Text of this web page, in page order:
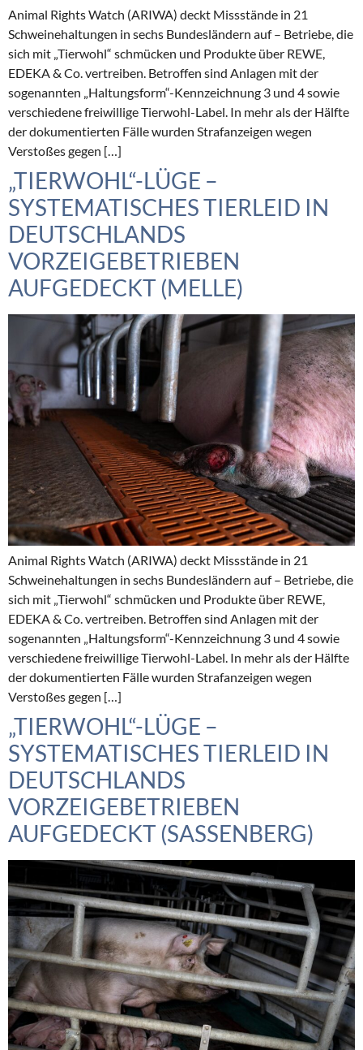
Animal Rights Watch (ARIWA) deckt Missstände in 21
Schweinehaltungen in sechs Bundesländern auf – Betriebe, die
sich mit „Tierwohl“ schmücken und Produkte über REWE,
EDEKA & Co. vertreiben. Betroffen sind Anlagen mit der
sogenannten „Haltungsform“-Kennzeichnung 3 und 4 sowie
verschiedene freiwillige Tierwohl-Label. In mehr als der Hälfte
der dokumentierten Fälle wurden Strafanzeigen wegen
Verstoßes gegen […]
„TIERWOHL“-LÜGE –
SYSTEMATISCHES TIERLEID IN
DEUTSCHLANDS
VORZEIGEBETRIEBEN
AUFGEDECKT (MELLE)
Animal Rights Watch (ARIWA) deckt Missstände in 21
Schweinehaltungen in sechs Bundesländern auf – Betriebe, die
sich mit „Tierwohl“ schmücken und Produkte über REWE,
EDEKA & Co. vertreiben. Betroffen sind Anlagen mit der
sogenannten „Haltungsform“-Kennzeichnung 3 und 4 sowie
verschiedene freiwillige Tierwohl-Label. In mehr als der Hälfte
der dokumentierten Fälle wurden Strafanzeigen wegen
Verstoßes gegen […]
„TIERWOHL“-LÜGE –
SYSTEMATISCHES TIERLEID IN
DEUTSCHLANDS
VORZEIGEBETRIEBEN
AUFGEDECKT (SASSENBERG)